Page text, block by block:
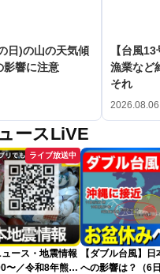
日)の山の天気傾
響に注意
【台風
漁業など
それ
ースLiVE
ライブ放送中
ュース・地震情報
〜／令和8年熊本
【ダブル台風】日本列
への影響は？（6